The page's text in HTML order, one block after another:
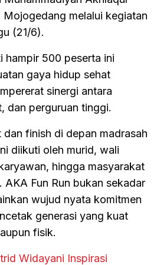
melalui kegiatan
(21/6).
hampir 500 peserta ini
gaya hidup sehat
sinergi antara
dan perguruan tinggi.
finish di depan madrasah
diikuti oleh murid, wali
hingga masyarakat
AKA Fun Run bukan sekadar
wujud nyata komitmen
generasi yang kuat
fisik.
Widayani Inspirasi